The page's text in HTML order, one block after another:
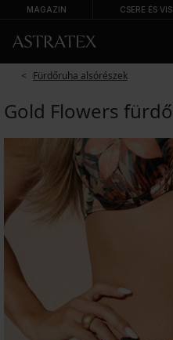
MAGAZIN CSERE ÉS
Fürdőruha alsórészek
Gold Flowers